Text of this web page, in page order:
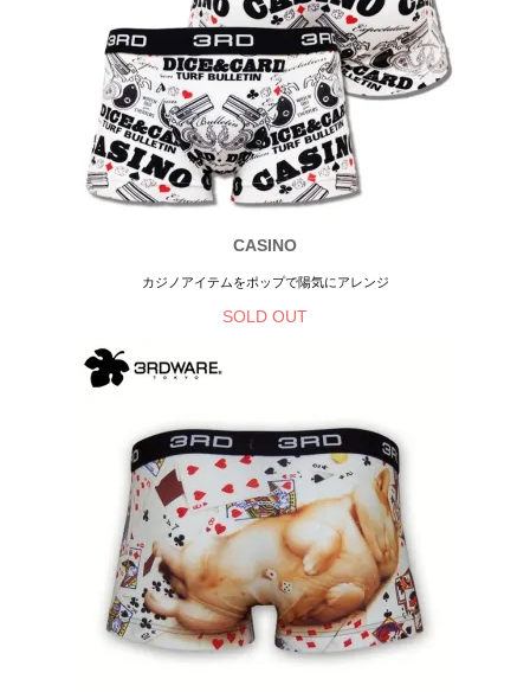
CASINO
カジノアイテムをポップで陽気にアレンジ
SOLD OUT